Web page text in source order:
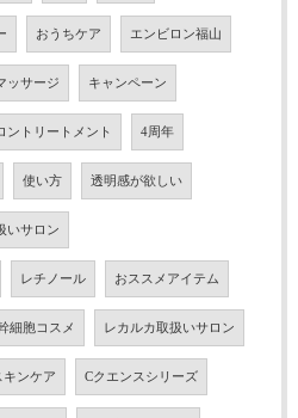
おうちケア エンビロン福山
ッサージ キャンペーン
ントリートメント 4周年
使い方 透明感が欲しい
いサロン
レチノール おススメアイテム
細胞コスメ レカルカ取扱いサロン
キンケア Cクエンスシリーズ